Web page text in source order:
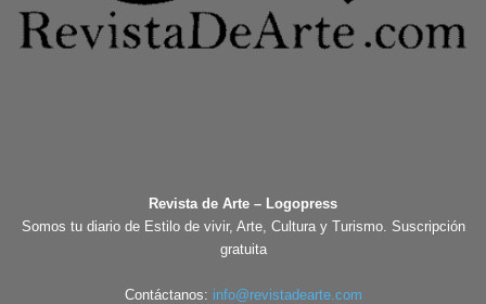
Revista de Arte – Logopress
Somos tu diario de Estilo de vivir, Arte, Cultura y Turismo. Suscripción
gratuita
Contáctanos: info@revistadearte.com